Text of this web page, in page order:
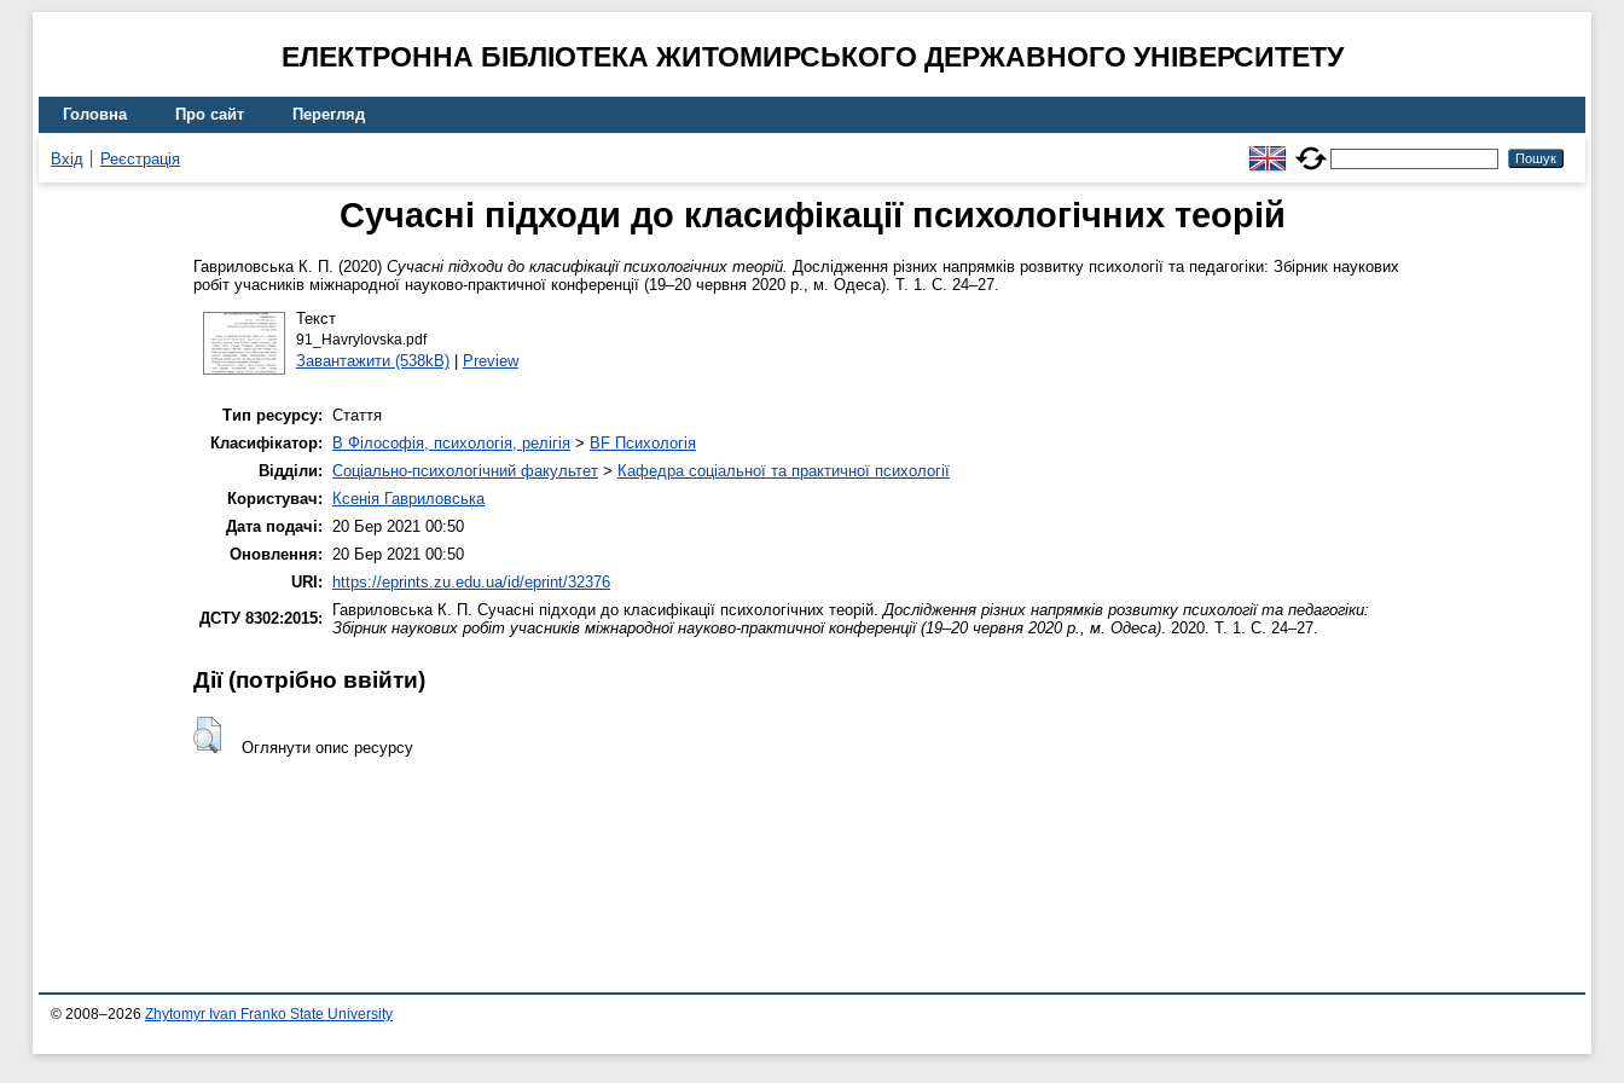
ЕЛЕКТРОННА БІБЛІОТЕКА ЖИТОМИРСЬКОГО ДЕРЖАВНОГО УНІВЕРСИТЕТУ
Головна Про сайт Перегляд
Вхід Реєстрація
Сучасні підходи до класифікації психологічних теорій
Гавриловська К. П. (2020) Сучасні підходи до класифікації психологічних теорій. Дослідження різних напрямків розвитку психології та педагогіки: Збірник наукових
робіт учасників міжнародної науково-практичної конференції (19–20 червня 2020 р., м. Одеса). Т. 1. С. 24–27.
Текст
91_Havrylovska.pdf
Завантажити (538kB)| Preview
Тип ресурсу: Стаття
Класифікатор:
B Філософія, психологія, релігія > BF Психологія
Відділи: Соціально-психологічний факультет > Кафедра соціальної та практичної психології
Користувач:
Ксенія Гавриловська
Дата подачі: 20 Бер 2021 00:50
Оновлення: 20 Бер 2021 00:50
URI:
https://eprints.zu.edu.ua/id/eprint/32376
ДСТУ 8302:2015:
Гавриловська К. П. Сучасні підходи до класифікації психологічних теорій.Дослідження різних напрямків розвитку психології та педагогіки:
Збірник наукових робіт учасників міжнародної науково-практичної конференції (19–20 червня 2020 р., м. Одеса). 2020. Т. 1. С. 24–27.
Дії ​​(потрібно ввійти)
Оглянути опис ресурсу
© 2008–2026 Zhytomyr Ivan Franko State University